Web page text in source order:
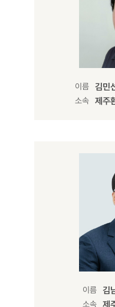
이름 김민
소속 제주
이름 김
소속 제